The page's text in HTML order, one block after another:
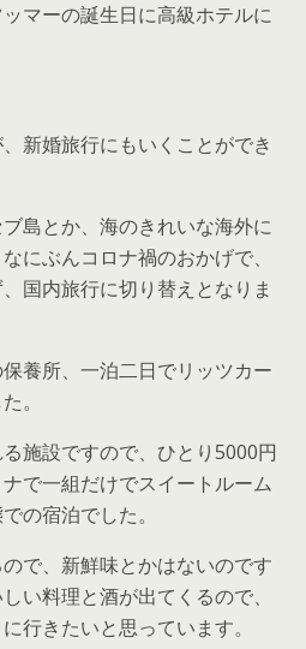
マーの誕生日に高級ホテルに
新婚旅行にもいくことができ
島とか、海のきれいな海外に
にぶんコロナ禍のおかげで、
国内旅行に切り替えとなりま
養所、一泊二日でリッツカー
。
施設ですので、ひとり5000円
で一組だけでスイートルーム
の宿泊でした。
で、新鮮味とかはないのです
い料理と酒が出てくるので、
行きたいと思っています。